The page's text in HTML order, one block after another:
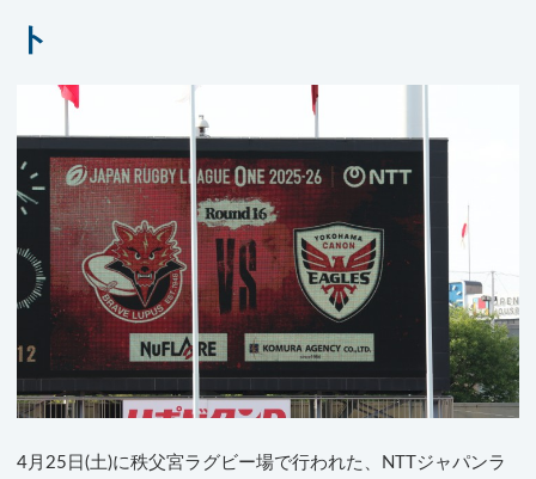
ト
4月25日(土)に秩父宮ラグビー場で行われた、NTTジャパンラ